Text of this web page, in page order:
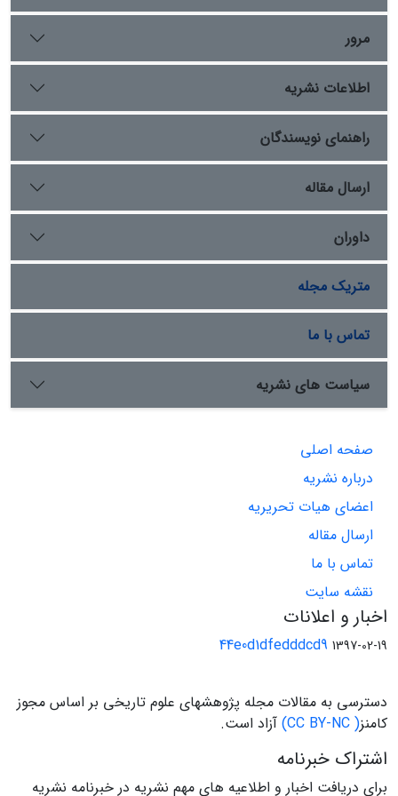
اسماعیل سوم می­دانست. نخستین بار کوهمره در ذیل
مجمل‌التواریخ به دلیل علاقه به وی از کریم‌خان با لقب
وکیل‌الرعایا یاد می­کند که نگارش این ذیل، متأخر از زمانه
کریم‌خان است. از طرفی آنچه مشخص است، بسیاری از
پژوهشگران اطلاق لقب وکیل‌الرعایا برای کریم‌خان را دلیلی بر
وجود نوعی رابطه سیاسی بین او و مردم می‌شمارند که ویژگی
بارز نظم سیاسی دوران مدرن است؛ اما با توجه به اسناد و
مدارک موجود می‌توان گفت که چنین برداشتی نمی‌تواند
نمایانگر نوع رابطه مردم و حاکم در دوران زندیه باشد؛ زیرا با
انقلاب مشروطه بود که ایرانیان توانستند نظم سیاسی قدمایی
را کنار زده و نظم جدیدی مبتنی بر نمایندگی را در ایران اجرا
کنند. بر این اساس می‌توان گفت که علاوه بر اسناد و مدارک
تاریخی، ساختار سیاسی ایران در دورۀ زندیه نیز نمی‌توانست
جایگاهی برای وجود چنین رابطه‌ای باشد‌
مرور
اطلاعات نشریه
راهنمای نویسندگان
ارسال مقاله
داوران
متریک مجله
تماس با ما
سیاست های نشریه
صفحه اصلی
درباره نشریه
اعضای هیات تحریریه
ارسال مقاله
تماس با ما
نقشه سایت
اخبار و اعلانات
44e0d1dfedddcd9 1397-02-19
دسترسی به مقالات مجله پژوهشهای علوم تاریخی بر اساس مجوز
کامنز( CC BY-NC) آزاد است.
اشتراک خبرنامه
برای دریافت اخبار و اطلاعیه های مهم نشریه در خبرنامه نشریه